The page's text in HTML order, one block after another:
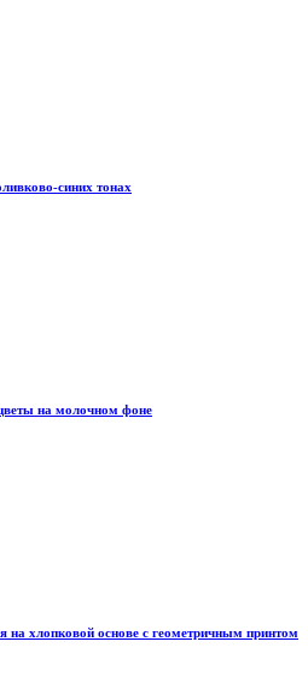
синих тонах
на молочном фоне
хлопковой основе с геометричным принтом